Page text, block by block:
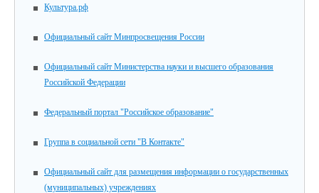
Культура.рф
Официальный сайт Минпросвещения России
Официальный сайт Министерства науки и высшего образования
Российской Федерации
Федеральный портал "Российское образование"
Группа в социальной сети "В Контакте"
Официальный сайт для размещения информации о государственных
(муниципальных) учреждениях